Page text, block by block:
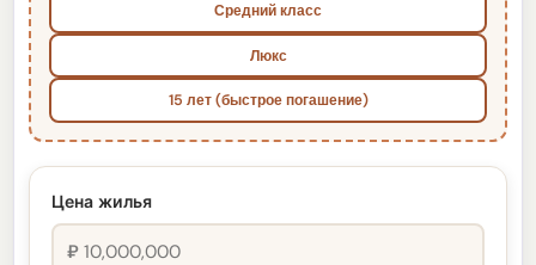
Средний класс
Люкс
15 лет (быстрое погашение)
Цена жилья
₽